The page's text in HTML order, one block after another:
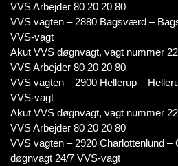
VVS Arbejder 80 20 20 80
VVS vagten – 2880 Bagsværd –
VVS-vagt
Akut VVS døgnvagt, vagt nummer
VVS Arbejder 80 20 20 80
VVS vagten – 2900 Hellerup –
VVS-vagt
Akut VVS døgnvagt, vagt nummer
VVS Arbejder 80 20 20 80
VVS vagten – 2920 Charlottenlund –
døgnvagt 24/7 VVS-vagt